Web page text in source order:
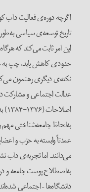
اگرچه دوره‌ی فعالیت داب
تاریخ توسعه‌ی سیاسی
این امر ثابت می‌کند که
حدودی کاهش یابد، چپ به
نکته‌ی دیگری رهنمون
عدالت اجتماعی و مشارکت
به‌لحاظ جامعه‌شناختی مهم
عمدتاً وابسته به حزب و
می‌دانند. اما تجربه‌ی
به‌اصطلاح پوست جامعه و
دانشگاه‌ها – اجتماعی